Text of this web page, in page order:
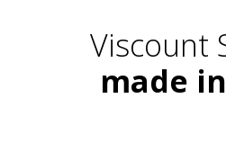
Viscount
made